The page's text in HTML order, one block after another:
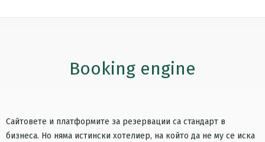
Booking engine
Сайтовете и платформите за резервации са стандарт в
бизнеса. Но няма истински хотелиер, на който да не му се иска